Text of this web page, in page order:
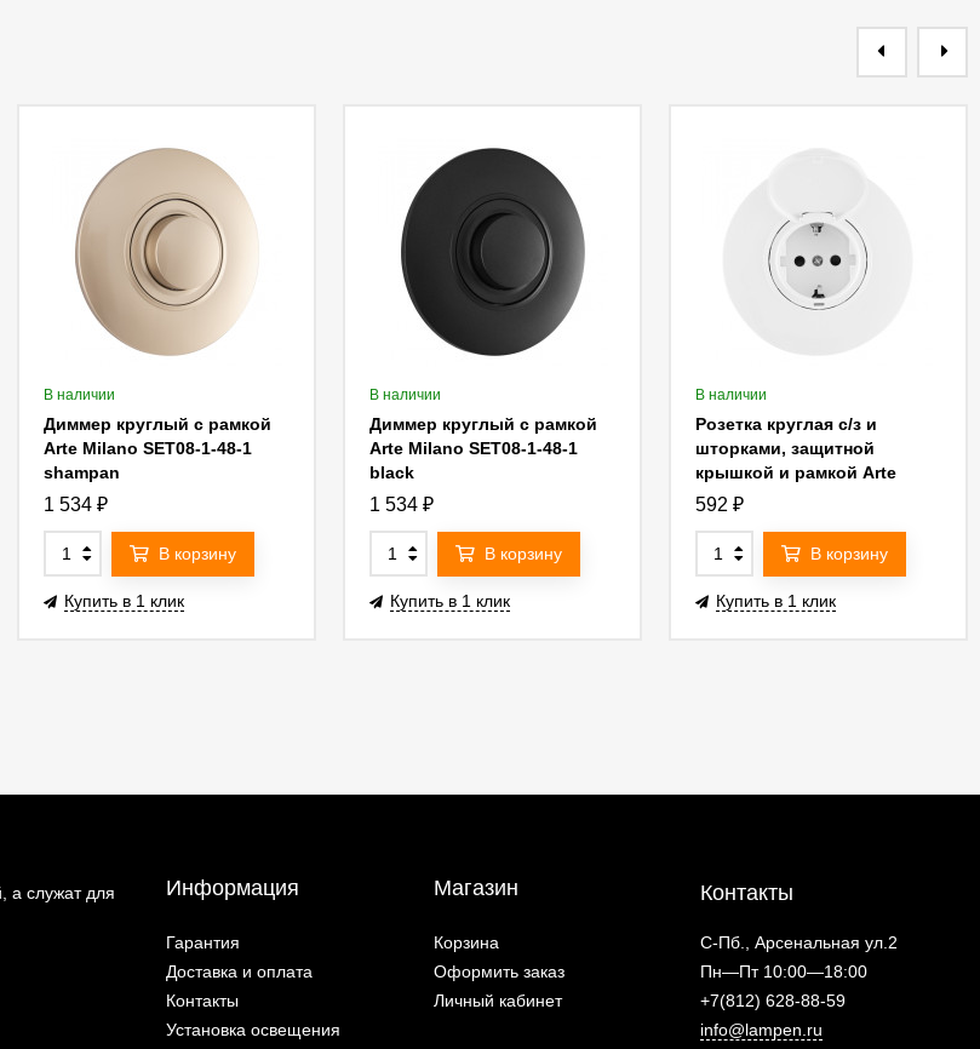
В наличии
Диммер круглый с рамкой
Arte Milano SET08-1-48-1
shampan
1 534₽
В корзину
Купить в 1 клик
В наличии
Диммер круглый с рамкой
Arte Milano SET08-1-48-1
black
1 534₽
В корзину
Купить в 1 клик
В наличии
Розетка круглая с/з и
шторками, защитной
крышкой и рамкой Arte
Milano SET08-1-41-1 white
592 ₽
В корзину
Купить в 1 клик
а служат для
Информация
Гарантия
Доставка и оплата
Контакты
Установка освещения
Магазин
Корзина
Оформить заказ
Личный кабинет
Контакты
С-Пб., Арсенальная ул.2
Пн—Пт 10:00—18:00
+7(812) 628-88-59
info@lampen.ru